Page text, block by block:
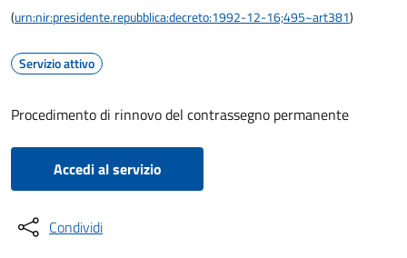
(urn:nir:presidente.repubblica:decreto:1992-12-16;495~art381)
Servizio attivo
Procedimento di rinnovo del contrassegno permanente
Accedi al servizio
Condividi